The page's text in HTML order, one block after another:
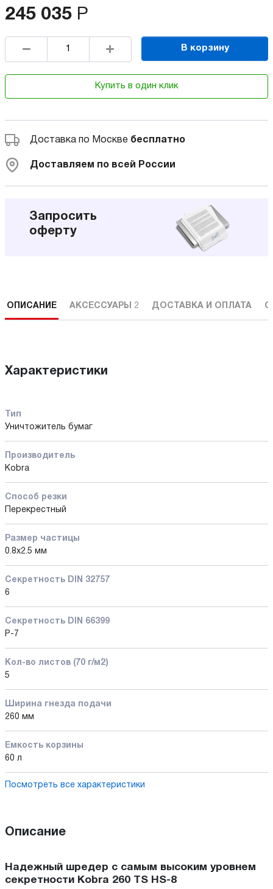
245 035 Р
В корзину
Купить в один клик
Доставка по Москве бесплатно
Доставляем по всей России
Запросить
оферту
ОПИСАНИЕ АКСЕССУАРЫ 2 ДОСТАВКА И ОПЛАТА
Характеристики
Тип
Уничтожитель бумаг
Производитель
Kobra
Способ резки
Перекрестный
Размер частицы
0.8x2.5 мм
Секретность DIN 32757
6
Секретность DIN 66399
P-7
Кол-во листов (70 г/м2)
5
Ширина гнезда подачи
260 мм
Емкость корзины
60 л
Посмотреть все характеристики
Описание
Надежный шредер с самым высоким уровнем
секретности Kobra 260 TS HS-8